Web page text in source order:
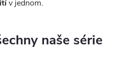
v jednom.
naše série